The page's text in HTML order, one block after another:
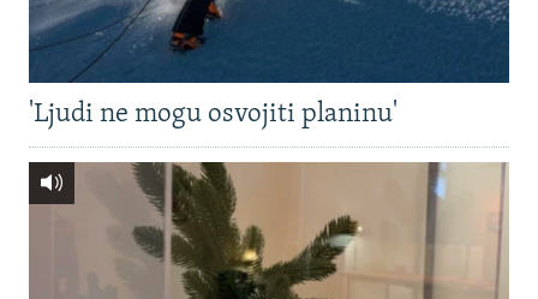
'Ljudi ne mogu osvojiti planinu'